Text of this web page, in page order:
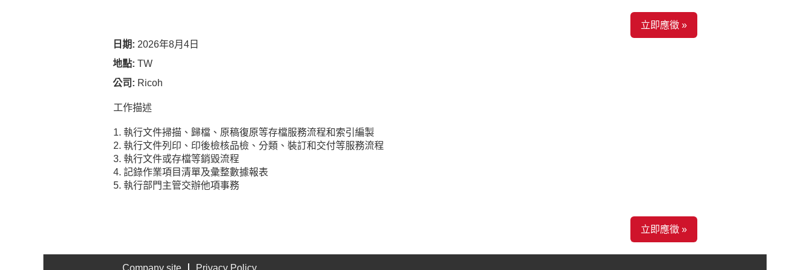
立即應徵 »
日期: 2026年8月4日
地點: TW
公司: Ricoh
工作描述
1. 執行文件掃描、歸檔、原稿復原等存檔服務流程和索引編製
2. 執行文件列印、印後檢核品檢、分類、裝訂和交付等服務流程
3. 執行文件或存檔等銷毀流程
4. 記錄作業項目清單及彙整數據報表
5. 執行部門主管交辦他項事務
立即應徵 »
Company site Privacy Policy